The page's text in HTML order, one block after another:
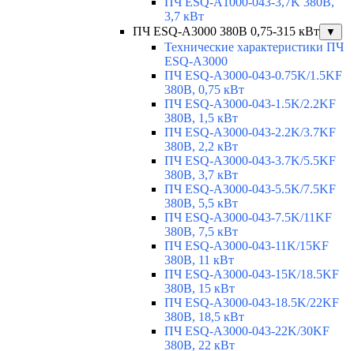
3,7 кВт
ПЧ ESQ-A3000 380В 0,75-315 кВт
▼
Технические характеристики ПЧ
ESQ-A3000
ПЧ ESQ-A3000-043-0.75K/1.5KF
380В, 0,75 кВт
ПЧ ESQ-A3000-043-1.5K/2.2KF
380В, 1,5 кВт
ПЧ ESQ-A3000-043-2.2K/3.7KF
380В, 2,2 кВт
ПЧ ESQ-A3000-043-3.7K/5.5KF
380В, 3,7 кВт
ПЧ ESQ-A3000-043-5.5K/7.5KF
380В, 5,5 кВт
ПЧ ESQ-A3000-043-7.5K/11KF
380В, 7,5 кВт
ПЧ ESQ-A3000-043-11K/15KF
380В, 11 кВт
ПЧ ESQ-A3000-043-15K/18.5KF
380В, 15 кВт
ПЧ ESQ-A3000-043-18.5K/22KF
380В, 18,5 кВт
ПЧ ESQ-A3000-043-22K/30KF
380В, 22 кВт